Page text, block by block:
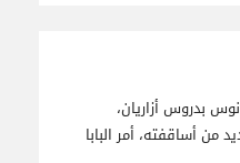
بدروس أزاريان،
من أساقفته، أمر البابا